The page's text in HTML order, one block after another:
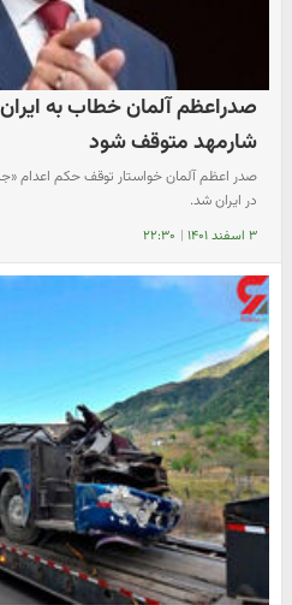
صدراعظم آلمان خطاب به
شارمهد متوقف شود
صدر اعظم آلمان خواستار توقف حکم اعدام
در ایران شد.
۳ اسفند ۱۴۰۱ | ۲۲:۳۰